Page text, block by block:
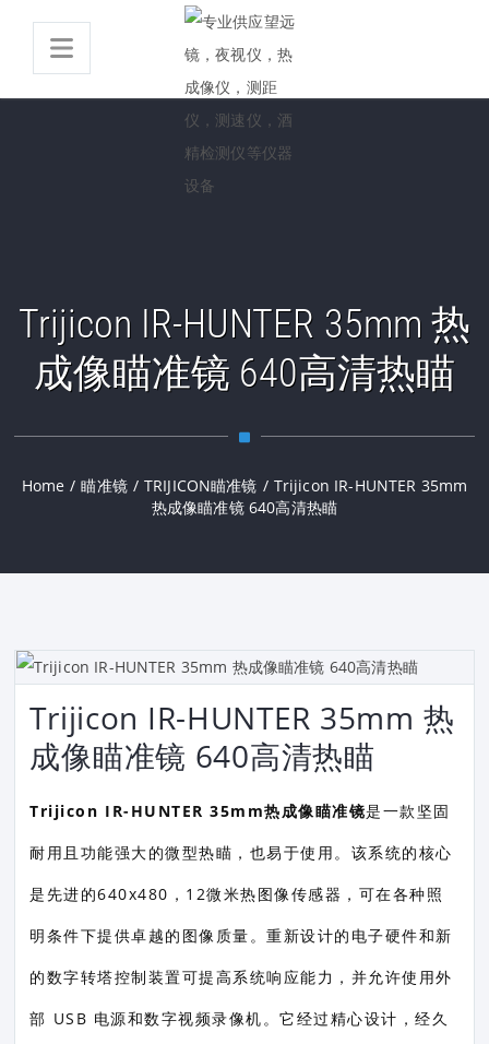
Trijicon IR-HUNTER 35mm 热
成像瞄准镜 640高清热瞄
Home / 瞄准镜 / TRIJICON瞄准镜 / Trijicon IR-HUNTER 35mm
热成像瞄准镜 640高清热瞄
Trijicon IR-HUNTER 35mm 热
成像瞄准镜 640高清热瞄
Trijicon IR-HUNTER 35mm热成像瞄准镜是一款坚固
耐用且功能强大的微型热瞄，也易于使用。该系统的核心
是先进的640x480，12微米热图像传感器，可在各种照
明条件下提供卓越的图像质量。重新设计的电子硬件和新
的数字转塔控制装置可提高系统响应能力，并允许使用外
部 USB 电源和数字视频录像机。它经过精心设计，经久